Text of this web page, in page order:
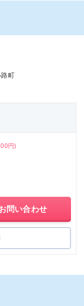
町
円)
問い合わせ